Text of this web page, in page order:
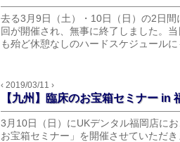
去る3月9日（土）・10日（日）の2日
回が開催され、無事に終了しました。
も殆ど休憩なしのハードスケジュールに
‹ 2019/03/11 ›
【九州】臨床のお宝箱セミナー in
3月10日（日）にUKデンタル福岡店に
お宝箱セミナー」を開催させていただ